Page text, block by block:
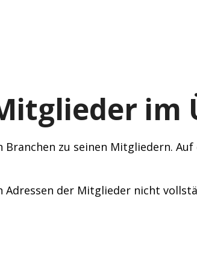
im
zu seinen Mitgliedern.
der Mitglieder nicht